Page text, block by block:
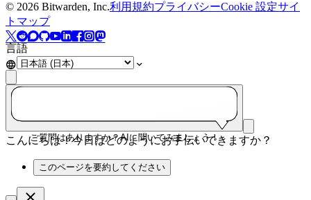
© 2026 Bitwarden, Inc.利用規約プライバシーCookie 設定サイ
トマップ
言語
ご質問はありますか？AIに聞いてみましょう！
こんにちは！今日はどのようにお手伝いできますか？
このページを要約してください